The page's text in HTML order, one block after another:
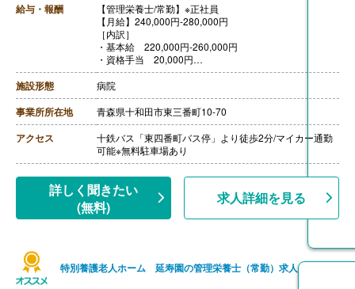
給与・報酬
【管理栄養士/常勤】※正社員
【月給】240,000円-280,000円
［内訳］
・基本給 220,000円-260,000円
・資格手当 20,000円
【賞与】年2回（計2.80ヶ月分）※前年度実績
【通勤手当】あり（上限18,500円/月）
【昇給】あり（1月あたり2,000円-10,000円）※前年度実
績
【退職金】あり※勤続3年以上
施設形態 病院
事業所所在地 青森県十和田市東三番町10-70
アクセス
十鉄バス「東四番町バス停」より徒歩2分/マイカー通勤
可能※無料駐車場あり
詳しく聞きたい
(無料)
求人詳細を見る
特別養護老人ホーム 延寿園の管理栄養士（常勤）求人